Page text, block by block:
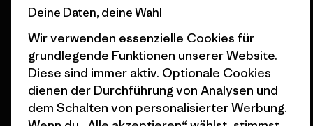
Geschenkgutscheine
Stores in deiner
Nähe
Patagonia Deutschland
Deine Daten, deine Wahl
Wir verwenden essenzielle Cookies für
grundlegende Funktionen unserer Website.
Diese sind immer aktiv. Optionale Cookies
dienen der Durchführung von Analysen und
dem Schalten von personalisierter Werbung.